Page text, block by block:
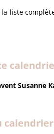
liste
Susanne